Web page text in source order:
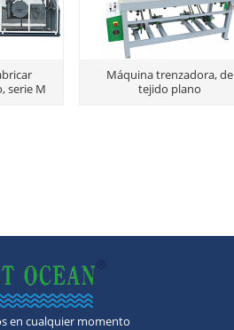
serie M
Máquina trenzadora, de
tejido plano
en cualquier momento